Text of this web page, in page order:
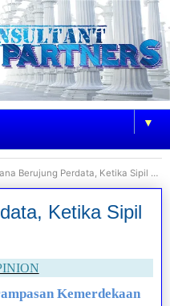
▼
Berujung Perdata, Ketika Sipil Menggugat Negara
Ketika Sipil
Kemerdekaan